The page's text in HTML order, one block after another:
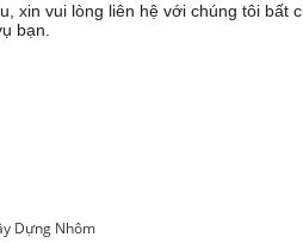
xin vui lòng liên hệ với chúng tôi bất
bạn.
Dựng Nhôm